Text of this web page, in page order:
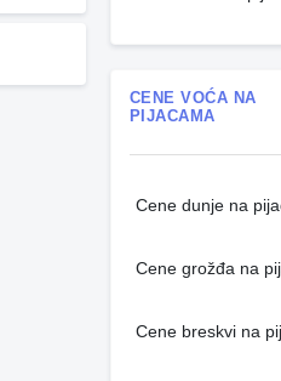
CENE VOĆA NA
PIJACAMA
Cene dunje na
Cene grožđa na
Cene breskvi na